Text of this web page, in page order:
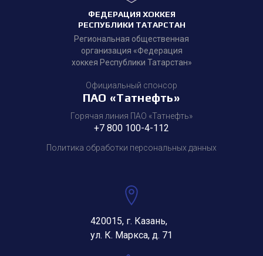
ФЕДЕРАЦИЯ ХОККЕЯ
РЕСПУБЛИКИ ТАТАРСТАН
Региональная общественная
организация «Федерация
хоккея Республики Татарстан»
Официальный спонсор
ПАО «Татнефть»
Горячая линия ПАО «Татнефть»
+7 800 100-4-112
Политика обработки персональных данных
420015, г. Казань,
ул. К. Маркса, д. 71